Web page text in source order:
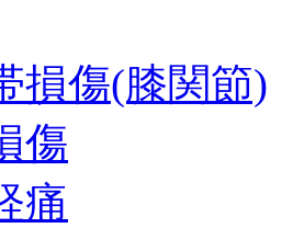
損傷(膝関節)
傷
痛